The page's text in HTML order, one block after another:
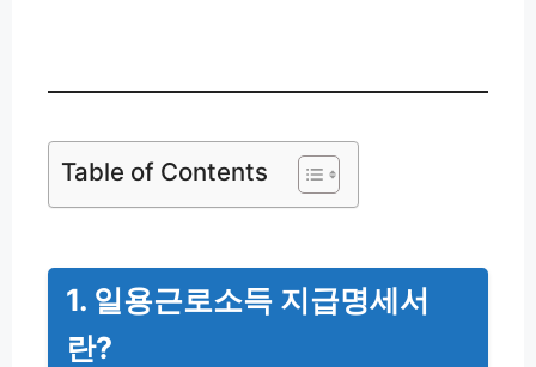
Table of Contents
1. 일용근로소득 지급명세서
란?